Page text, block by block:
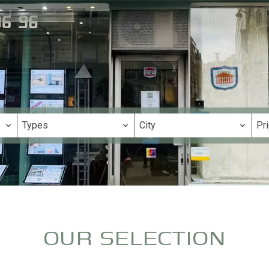
Types City
OUR SELECTION